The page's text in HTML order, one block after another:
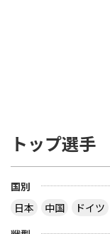
トップ選手
国別
日本
中国 ドイツ